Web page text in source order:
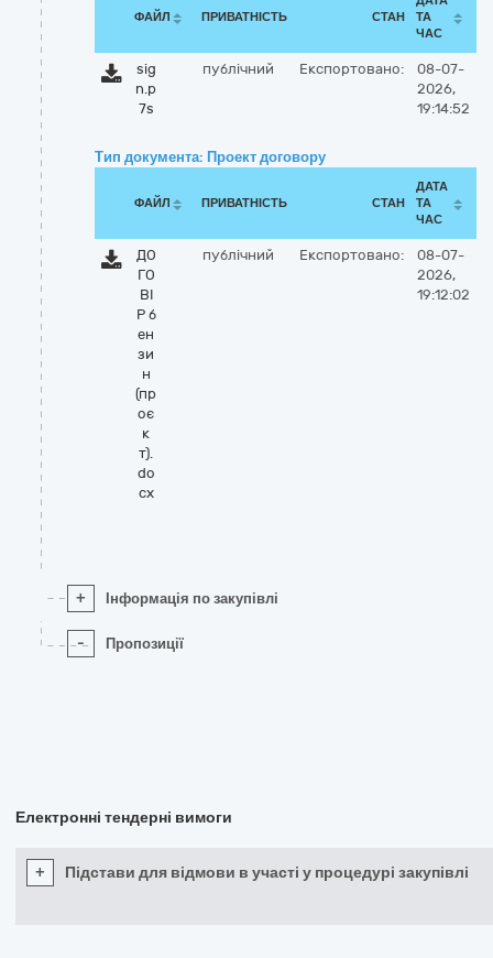
ФАЙЛ ПРИВАТНІСТЬ СТАН
ТА
ЧАС
sig
n.p
7s
публічний Експортовано:
08-07-
2026,
19:14:52
Тип документа: Проект договору
ФАЙЛ ПРИВАТНІСТЬ СТАН
ДАТА
ТА
ЧАС
ДО
ГО
ВІ
Р б
ен
зи
н
(пр
оє
к
т).
do
cx
публічний Експортовано:
08-07-
2026,
19:12:02
+ Інформація по закупівлі
- Пропозиції
Електронні тендерні вимоги
+ Підстави для відмови в участі у процедурі закупівлі